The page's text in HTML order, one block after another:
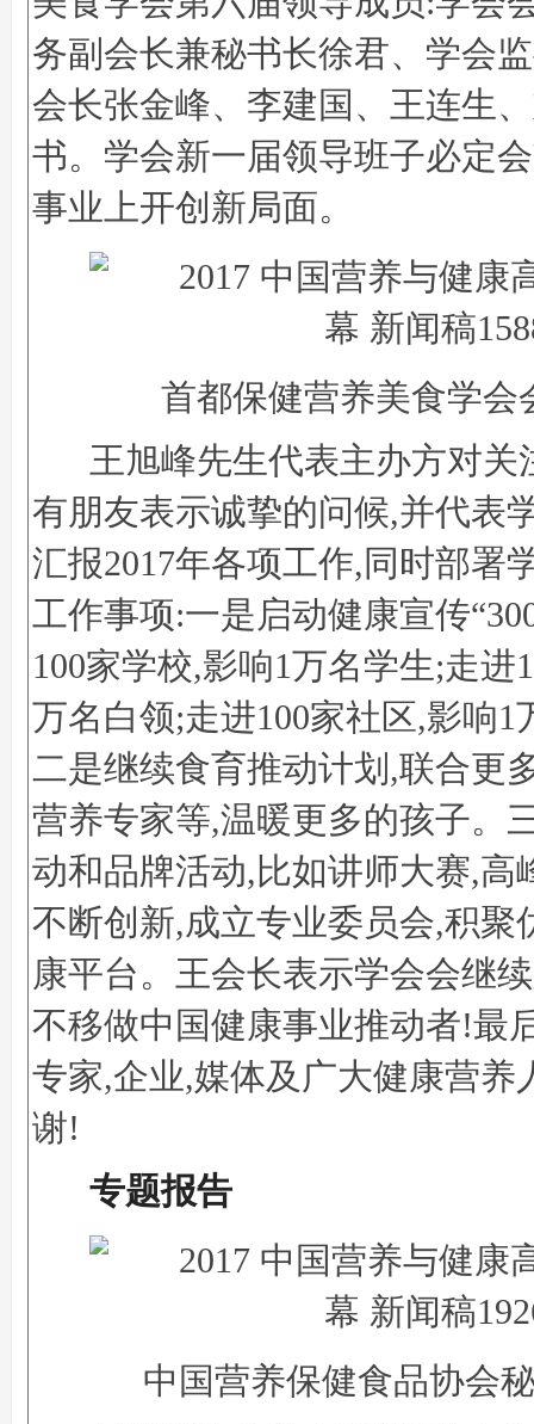
务副会长兼秘书长徐君、学会
会长张金峰、李建国、王连生
书。学会新一届领导班子必定
事业上开创新局面。
首都保健营养美食学
王旭峰先生代表主办方对关
有朋友表示诚挚的问候,并代表
汇报2017年各项工作,同时部署
工作事项:一是启动健康宣传
100家学校,影响1万名学生;走进
万名白领;走进100家社区,影响1
二是继续食育推动计划,联合更
营养专家等,温暖更多的孩子。
动和品牌活动,比如讲师大赛,高
不断创新,成立专业委员会,积聚
康平台。王会长表示学会会继
不移做中国健康事业推动者!最
专家,企业,媒体及广大健康营养
谢!
专题报告
中国营养保健食品协会